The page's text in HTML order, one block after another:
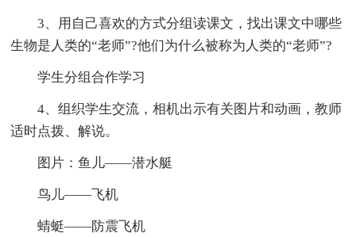
3、用自己喜欢的方式分组读课文，找出课文中哪些
生物是人类的“老师”?他们为什么被称为人类的“老师”?
学生分组合作学习
4、组织学生交流，相机出示有关图片和动画，教师
适时点拨、解说。
图片：鱼儿——潜水艇
鸟儿——飞机
蜻蜓——防震飞机